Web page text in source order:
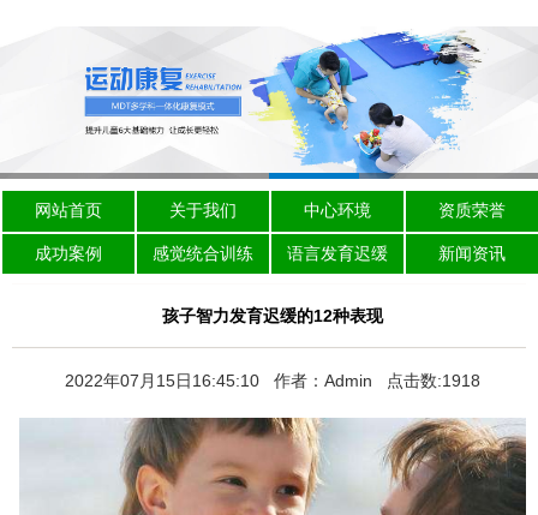
网站首页 关于我们 中心环境 资质荣誉
成功案例 感觉统合训练 语言发育迟缓 新闻资讯
孩子智力发育迟缓的12种表现
2022年07月15日16:45:10 作者：Admin 点击数:1918